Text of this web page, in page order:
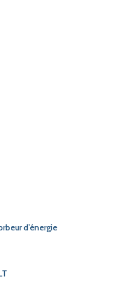
d’énergie